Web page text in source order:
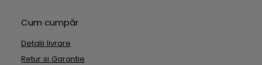
Cum cumpăr
Detalii livrare
Retur si Garantie